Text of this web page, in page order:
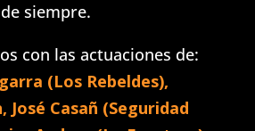
de siempre.
con las actuaciones de:
(Los Rebeldes),
José Casañ (Seguridad